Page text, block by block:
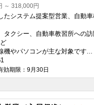
～ 318,000円
たシステム提案型営業、自動
タクシー、自動車教習所への訪
機やパソコンが主な対象です
効期限：9月30日